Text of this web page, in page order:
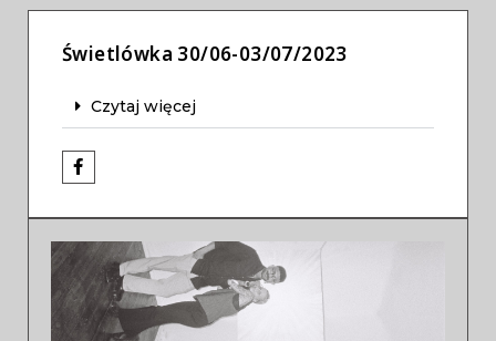
Świetlówka 30/06-03/07/2023
Czytaj więcej